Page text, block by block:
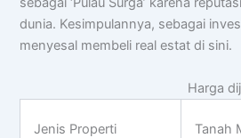
dunia. Kesimpulannya, sebagai
menyesal membeli real estat di sini.
Harga
Jenis Properti Tanah